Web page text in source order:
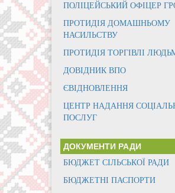
ПОЛІЦЕЙСЬКИЙ ОФІЦЕР
ПРОТИДІЯ ДОМАШНЬОМУ
НАСИЛЬСТВУ
ПРОТИДІЯ ТОРГІВЛІ
ДОВІДНИК ВПО
ЄВІДНОВЛЕННЯ
ЦЕНТР НАДАННЯ
ПОСЛУГ
ДОКУМЕНТИ РАДИ
БЮДЖЕТ СІЛЬСЬКОЇ РАДИ
БЮДЖЕТНІ ПАСПОРТИ